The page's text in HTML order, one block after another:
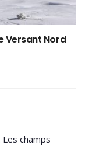
Versant Nord
Les champs